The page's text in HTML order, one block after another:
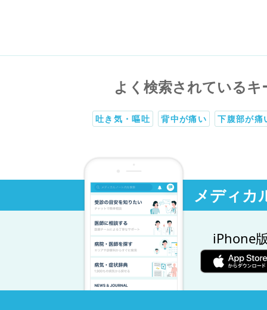
よく検索されているキ
吐き気・嘔吐 背中が痛い 下腹部が痛
メディカ
iPhone